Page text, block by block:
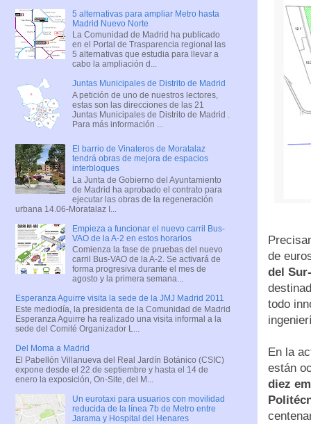
de
del
todo
En la
están
diez
5 alternativas para ampliar Metro hasta
Madrid Nuevo Norte
La Comunidad de Madrid ha publicado
en el Portal de Trasparencia regional las
5 alternativas que estudia para llevar a
cabo la ampliación d...
Juntas Municipales de Distrito de Madrid
A petición de uno de nuestros lectores,
estas son las direcciones de las 21
Juntas Municipales de Distrito de Madrid .
Para más información ...
El barrio de Vinateros de Moratalaz
tendrá obras de mejora de espacios
interbloques
La Junta de Gobierno del Ayuntamiento
de Madrid ha aprobado el contrato para
ejecutar las obras de la regeneración
urbana 14.06-Moratalaz I...
Empieza a funcionar el nuevo carril Bus-
VAO de la A-2 en estos horarios
Comienza la fase de pruebas del nuevo
carril Bus-VAO de la A-2. Se activará de
forma progresiva durante el mes de
agosto y la primera semana...
Esperanza Aguirre visita la sede de la JMJ Madrid 2011
Este mediodía, la presidenta de la Comunidad de Madrid
Esperanza Aguirre ha realizado una visita informal a la
sede del Comité Organizador L...
Del Moma a Madrid
El Pabellón Villanueva del Real Jardín Botánico (CSIC)
expone desde el 22 de septiembre y hasta el 14 de
enero la exposición, On-Site, del M...
Un eurotaxi para usuarios con movilidad
reducida de la línea 7b de Metro entre
Jarama y Hospital del Henares